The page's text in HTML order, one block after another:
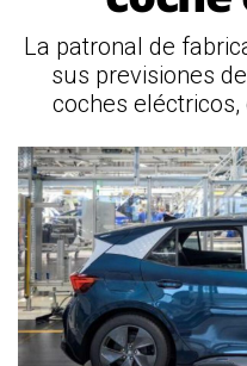
La patronal de
sus previsiones
coches